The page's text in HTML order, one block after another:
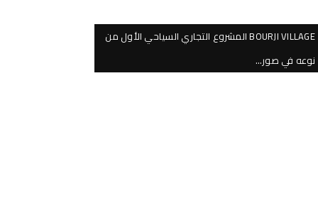
BOURJI VILLAGE المشروع التجاري السياحي الأول من
نوعه في صور…